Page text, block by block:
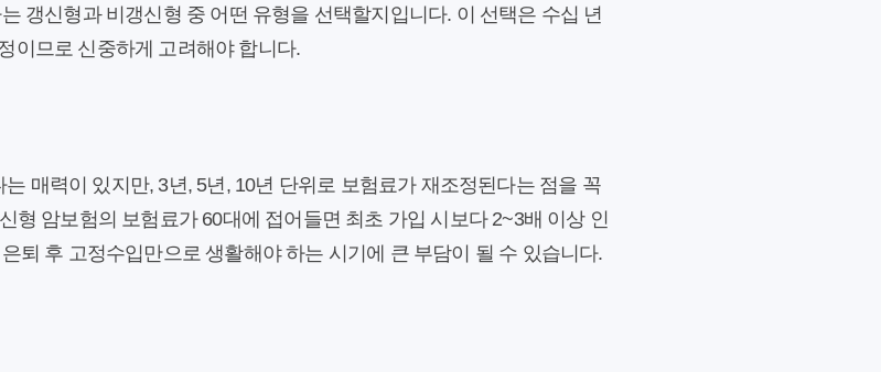
갱신형과 비갱신형 중 어떤 유형을 선택할지입니다. 이 선택은 수십 년
이므로 신중하게 고려해야 합니다.
매력이 있지만, 3년, 5년, 10년 단위로 보험료가 재조정된다는 점을 꼭
형 암보험의 보험료가 60대에 접어들면 최초 가입 시보다 2~3배 이상 인
퇴 후 고정수입만으로 생활해야 하는 시기에 큰 부담이 될 수 있습니다.